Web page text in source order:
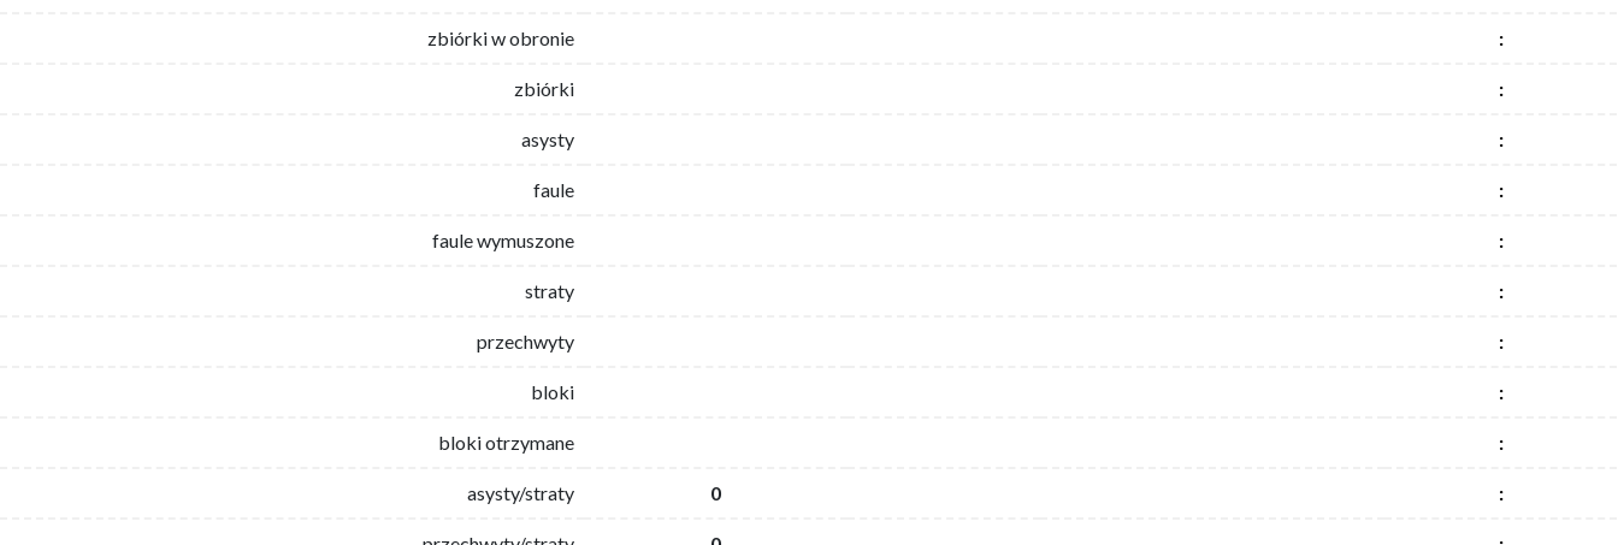
zbiórki w obronie :
zbiórki :
asysty :
faule :
faule wymuszone :
straty :
przechwyty :
bloki :
bloki otrzymane :
asysty/straty 0 :